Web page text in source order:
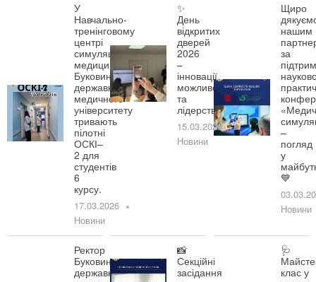
У
Навчально-
тренінговому
центрі
симуляційної
медицини
Буковинського
державного
медичного
університету
тривають
пілотні
ОСКІ–
2 для
студентів
6
курсу.
17.03.2026
Новини
✨
День
відкритих
дверей
2026
–
інновації,
можливості
та
лідерство!
15.03.2026
Новини
Щиро
нашим
за
–
погляд
у
💙
Новини
Ректор
Буковинського
державного
📸
Секційні
засідання
🩺
клас у